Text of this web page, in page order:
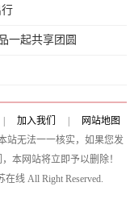
一起共享团圆
加入我们
网站地图
站无法一一核实，如果您发
本网站将立即予以删除！
在线 All Right Reserved.